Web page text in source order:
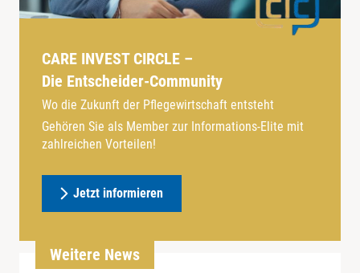
CARE INVEST CIRCLE –
Die Entscheider-Community
Wo die Zukunft der Pflegewirtschaft entsteht
Gehören Sie als Member zur Informations-Elite mit
zahlreichen Vorteilen!
Jetzt informieren
Weitere News